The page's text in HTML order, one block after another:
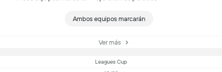
Ambos equipos marcarán
Ver más
Leagues Cup